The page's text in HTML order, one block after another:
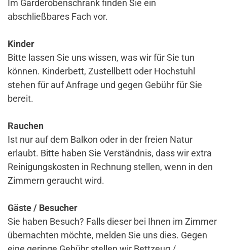
Im Garderobenschrank finden Sie ein
abschließbares Fach vor.
Kinder
Bitte lassen Sie uns wissen, was wir für Sie tun
können. Kinderbett, Zustellbett oder Hochstuhl
stehen für auf Anfrage und gegen Gebühr für Sie
bereit.
Rauchen
Ist nur auf dem Balkon oder in der freien Natur
erlaubt. Bitte haben Sie Verständnis, dass wir extra
Reinigungskosten in Rechnung stellen, wenn in den
Zimmern geraucht wird.
Gäste / Besucher
Sie haben Besuch? Falls dieser bei Ihnen im Zimmer
übernachten möchte, melden Sie uns dies. Gegen